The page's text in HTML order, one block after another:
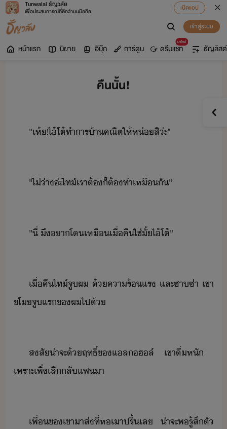
Tunwalai ธัญวลัย
เพื่อประสบการณ์ที่ดีกว่าบนมือถือ
เปิดแอป
เข้าสู่ระบบ
หน้าแรก นิยาย อีบุ๊ก การ์ตูน
มาใหม่
ดรีมแชท ธัญลิสต์
คืนนั้น!
"​เห​้​!​ไ้​โต้​ทำาร้า​คณิต​ให้​ห่​สิ​่ะ​"
"​ไ่่า​่ะ​ไท์​เรา​ต้​็​ต้​ทำ​เหืั​"
"​ี่​ ​ึ​า​โ​เหื​เื่คื​ใช่​ั้​ไ้​โต้​"
เื่คื​ไท์​จู​ผ​ ​้​คาร้​แร​ ​และ​ซา​ซ่า​ ​เขา​
ขโ​จู​แร​ข​ผ​ไป​้
สสั​่าจะ​้​ฤทธิ์​ข​แลฮล์​ ​เขา​ื่​หั​ ​
เพราะ​เพิ่​เลิ​ลั​แฟ​า
เพื่​ข​เขา​าส​่​ที่​ห​เา​ปริ​้​เล​ ​่าจะ​พ​รู้สึตั​